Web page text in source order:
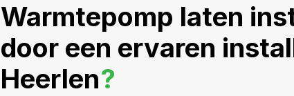
Warmtepomp laten
door een ervaren
Heerlen?